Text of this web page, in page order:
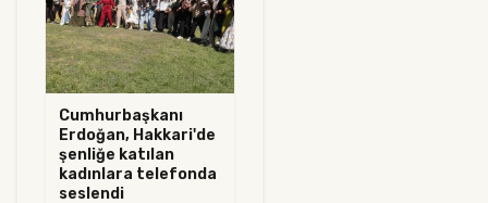
Cumhurbaşkanı
Erdoğan, Hakkari'de
şenliğe katılan
kadınlara telefonda
seslendi